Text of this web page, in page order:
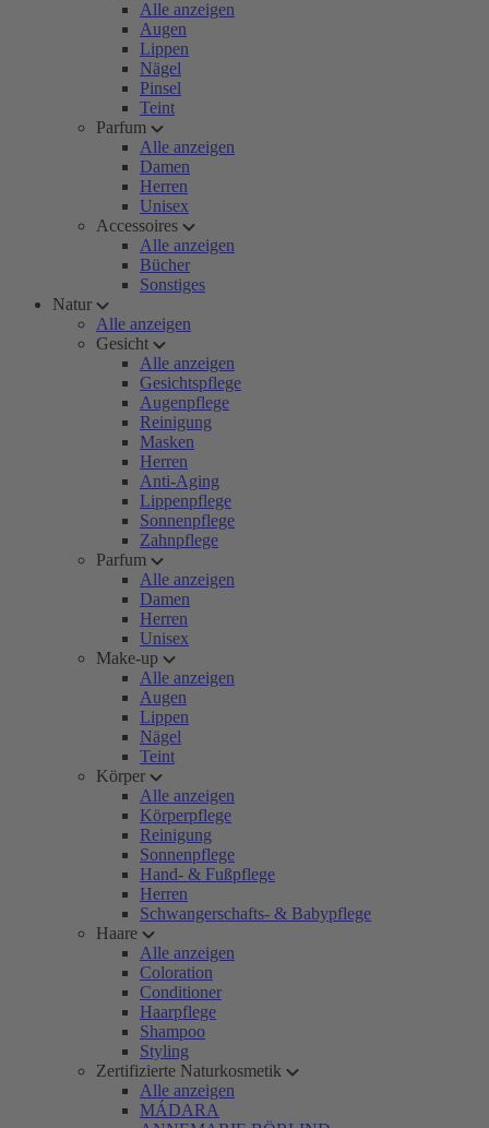
Alle anzeigen
Augen
Lippen
Nägel
Pinsel
Teint
Parfum
Alle anzeigen
Damen
Herren
Unisex
Accessoires
Alle anzeigen
Bücher
Sonstiges
Natur
Alle anzeigen
Gesicht
Alle anzeigen
Gesichtspflege
Augenpflege
Reinigung
Masken
Herren
Anti-Aging
Lippenpflege
Sonnenpflege
Zahnpflege
Parfum
Alle anzeigen
Damen
Herren
Unisex
Make-up
Alle anzeigen
Augen
Lippen
Nägel
Teint
Körper
Alle anzeigen
Körperpflege
Reinigung
Sonnenpflege
Hand- & Fußpflege
Herren
Schwangerschafts- & Babypflege
Haare
Alle anzeigen
Coloration
Conditioner
Haarpflege
Shampoo
Styling
Zertifizierte Naturkosmetik
Alle anzeigen
MÁDARA